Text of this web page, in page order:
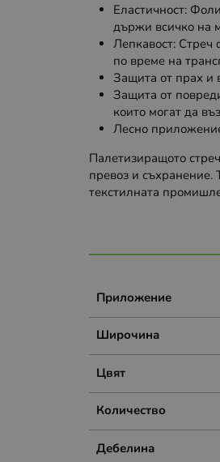
Еластичност:
държи всичко на
Лепкавост: Стреч
по време на
Защита от прах и
Защита от
които могат да
Лесно
Палетизиращото
превоз и съхранение.
текстилната
Приложение
Широчина
Цвят
Количество
Дебелина